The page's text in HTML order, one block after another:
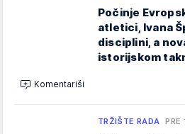
Počinje
atletici, Ivana
disciplini, a
istorijskom
Komentariši
TRŽIŠTE RADA PRE